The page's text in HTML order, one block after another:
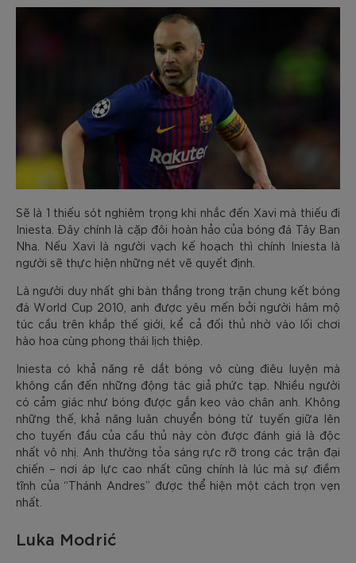
Sẽ là 1 thiếu sót nghiêm trọng khi nhắc đến Xavi mà thiếu đi
Iniesta. Đây chính là cặp đôi hoàn hảo của bóng đá Tây Ban
Nha. Nếu Xavi là người vạch kế hoạch thì chính Iniesta là
người sẽ thực hiện những nét vẽ quyết định.
Là người duy nhất ghi bàn thắng trong trận chung kết bóng
đá World Cup 2010, anh được yêu mến bởi người hâm mộ
túc cầu trên khắp thế giới, kể cả đối thủ nhờ vào lối chơi
hào hoa cùng phong thái lịch thiệp.
Iniesta có khả năng rê dắt bóng vô cùng điêu luyện mà
không cần đến những động tác giả phức tạp. Nhiều người
có cảm giác như bóng được gắn keo vào chân anh. Không
những thế, khả năng luân chuyển bóng từ tuyến giữa lên
cho tuyến đầu của cầu thủ này còn được đánh giá là độc
nhất vô nhị. Anh thường tỏa sáng rực rỡ trong các trận đại
chiến – nơi áp lực cao nhất cũng chính là lúc mà sự điềm
tĩnh của “Thánh Andres” được thể hiện một cách trọn vẹn
nhất.
Luka Modrić